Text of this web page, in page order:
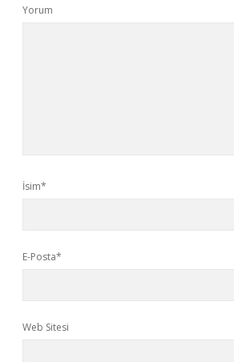
Yorum
İsim*
E-Posta*
Web Sitesi